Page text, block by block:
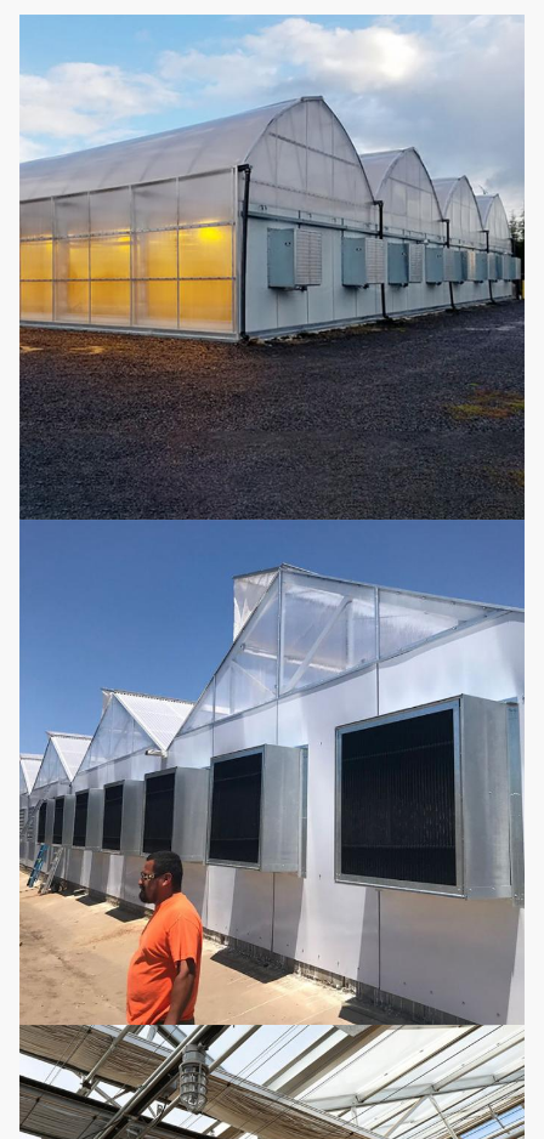
Système de
chauffage
chaude,
chauffage à air
chaud, chauffage
électrique
8
Système
d'irrigation par
égouttement
Il peut être
adapté aux
besoins du client
selon la longueur
et la largeur de
serre chaude
Facultatif
9
système de
Micro-
arroseuse
Il peut être
adapté aux
besoins du client
selon la longueur
serre chaude
Facultatif
Complétez la
lumière
Facile assemblez
la serre chaude
légère
automatique de
panne
d'électricité de
privation
Facultatif
11
Lit de jeune
plante
Lit de
ensemencement
mobile
Facultatif
12
Culture
hydroponique
Il peut être
réutilisé, aucun
besoin d'ajouter
des éléments
nutritifs,
Facultatif